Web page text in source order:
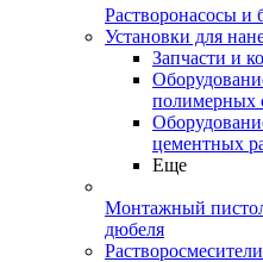
Растворонасосы и
Установки для
Запчасти и
полимерных
цементных
Еще
Монтажный
дюбеля
Растворосмесители